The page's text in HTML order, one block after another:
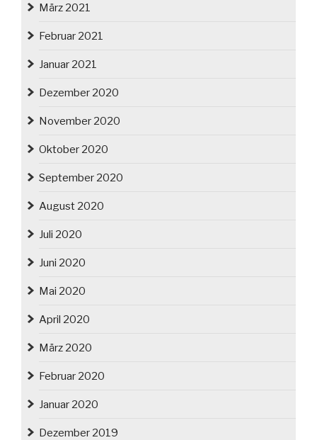
März 2021
Februar 2021
Januar 2021
Dezember 2020
November 2020
Oktober 2020
September 2020
August 2020
Juli 2020
Juni 2020
Mai 2020
April 2020
März 2020
Februar 2020
Januar 2020
Dezember 2019